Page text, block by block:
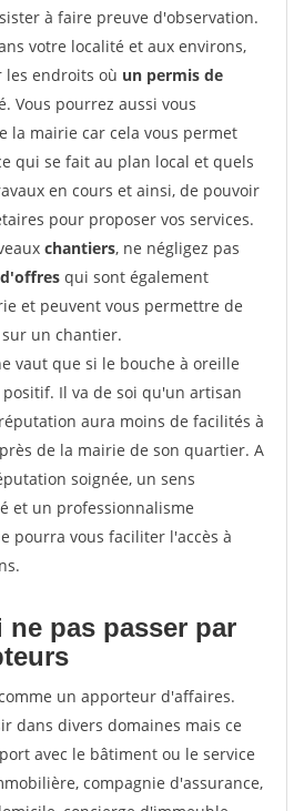
à faire preuve d'observation.
votre localité et aux environs,
les endroits où un permis de
Vous pourrez aussi vous
la mairie car cela vous permet
qui se fait au plan local et quels
en cours et ainsi, de pouvoir
pour proposer vos services.
chantiers, ne négligez pas
qui sont également
et peuvent vous permettre de
un chantier.
vaut que si le bouche à oreille
Il va de soi qu'un artisan
aura moins de facilités à
de la mairie de son quartier. A
soignée, un sens
et un professionnalisme
pourra vous faciliter l'accès à
pas passer par
un apporteur d'affaires.
dans divers domaines mais ce
avec le bâtiment ou le service
compagnie d'assurance,